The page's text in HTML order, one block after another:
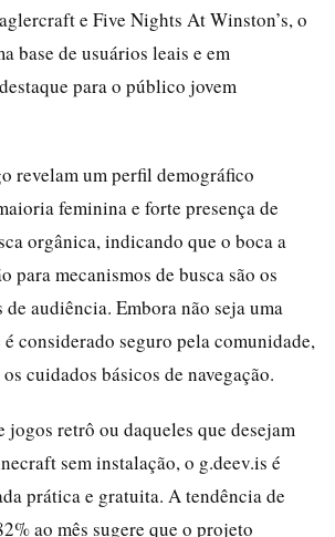
e Five Nights At Winston’s, o
base de usuários leais e em
para o público jovem
revelam um perfil demográfico
feminina e forte presença de
orgânica, indicando que o boca a
para mecanismos de busca são os
audiência. Embora não seja uma
considerado seguro pela comunidade,
cuidados básicos de navegação.
jogos retrô ou daqueles que desejam
sem instalação, o g.deev.is é
prática e gratuita. A tendência de
ao mês sugere que o projeto